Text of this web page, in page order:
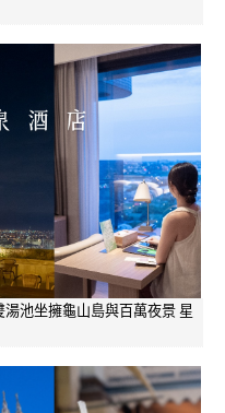
池坐擁龜山島與百萬夜景 星